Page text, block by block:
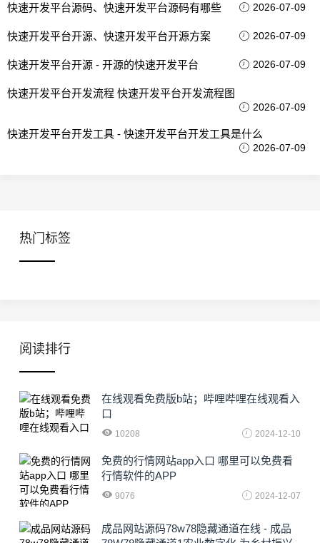
快速开发平台源码、快速开发平台源码有哪些 2026-07-09
快速开发平台开源、快速开发平台开源方案 2026-07-09
快速开发平台开源 - 开源的快速开发平台 2026-07-09
快速开发平台开发流程 快速开发平台开发流程图
2026-07-09
快速开发平台开发工具 - 快速开发平台开发工具是什么
2026-07-09
热门标签
阅读排行
在线观看免费版b站；哔哩哔哩在线观看入
口
10208 2024-12-10
免费的行情网站app入口 哪里可以免费看
行情软件的APP
9076 2024-12-07
成品网站源码78w78隐藏通道在线 - 成品